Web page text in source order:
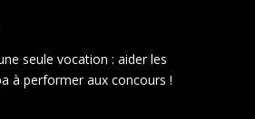
seule vocation : aider les
à performer aux concours !